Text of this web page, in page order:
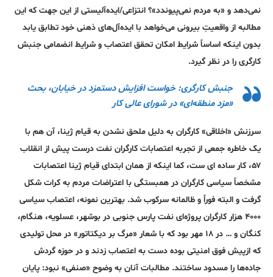
نمی‌دهد و «به مردم نمی‌پیوندد»؟ انتزاعی/ایده‌آلیستی از این جهت که این
مطالبه از واقعیتِ بیرونی می‌خواهد با ایده‌آل‌های ذهنی خود تطابق یابد
بدون اینکه اساساً شرایط امکان تحقق اعتصاب و شرایط انضمامی جنبش
کارگری را در نظر گیرد.
جنبش کارگری: خواست افزایش دستمزد در خیابان، بحث
«مزد منطقه‌ای» در شورای عالی کار
سرزنش «اخلاقی» کارگران به دلیل ملحق نشدن به قیام ژینا، آن هم با
یک خاطره جمعی از تجربه اعتصابات کارگران نفت درست پیش از انقلاب
۵۷، کار ساده ای ست، کما اینکه از همان ابتدای قیام ژینا اعتصابات
مشخصاً سیاسی کارگران در همبستگی با اعتراضات مردم به کرات شکل
گرفت و البته فوراً و ظالمانه سرکوب شد. بهترین نمونه، اعتصاب سیاسی
۴۰۰۰ هزار کارگران پروژه‌ای نفت پارس جنوبی در بوشهر، عسلویه، هنگام،
کنگان و … در ۱۸ مهر بود که با شعار‌ «مرگ بر دیکتاتور» در محل تولیدی
که ازپیش فوق امنیتی بوده دست به اعتصاب زدند و در حوزه گردش
جاده‌ها را مسدود ساختند. مطالبات آنان به وضوح «صنفی» نبود: پایان